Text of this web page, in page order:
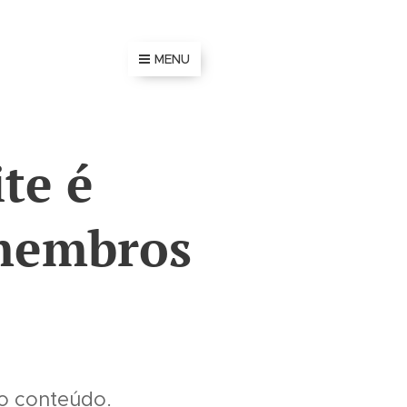
MENU
é
conteúdo.